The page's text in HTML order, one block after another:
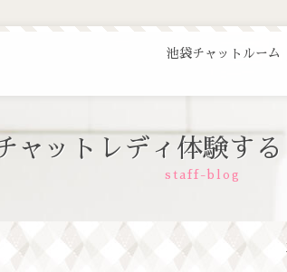
池袋チャットルーム
ャットレディ体験す
staff-blog